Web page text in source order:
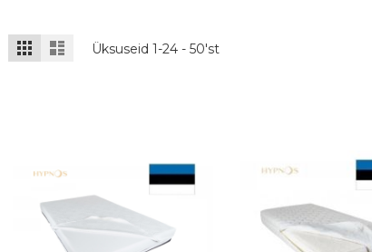
Kuvamisviis
Ruudustik
NimekiriÜksuseid1-24 -50'st